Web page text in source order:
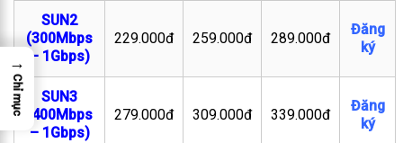
SUN2
(300Mbps
– 1Gbps)
229.000đ 259.000đ 289.000đ
Đăng
ký
SUN3
(400Mbps
– 1Gbps)
279.000đ 309.000đ 339.000đ
Đăng
ký
→
Chỉ mục